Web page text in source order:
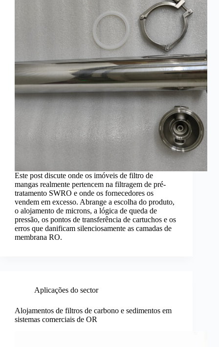
Este post discute onde os imóveis de filtro de
mangas realmente pertencem na filtragem de pré-
tratamento SWRO e onde os fornecedores os
vendem em excesso. Abrange a escolha do produto,
o alojamento de microns, a lógica de queda de
pressão, os pontos de transferência de cartuchos e os
erros que danificam silenciosamente as camadas de
membrana RO.
Aplicações do sector
Alojamentos de filtros de carbono e sedimentos em
sistemas comerciais de OR